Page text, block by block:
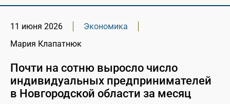
11 июня 2026
Экономика
Мария Клапатнюк
Почти на сотню выросло число
индивидуальных предпринимателей
в Новгородской области за месяц